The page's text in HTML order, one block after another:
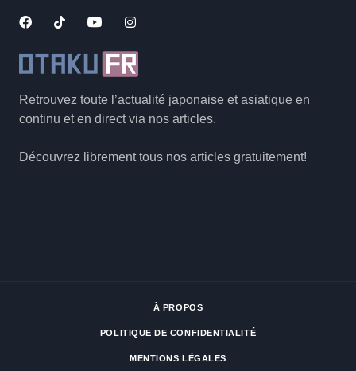
Retrouvez toute l’actualité japonaise et asiatique en
continu et en direct via nos articles.
Découvrez librement tous nos articles gratuitement!
À PROPOS
POLITIQUE DE CONFIDENTIALITÉ
MENTIONS LÉGALES